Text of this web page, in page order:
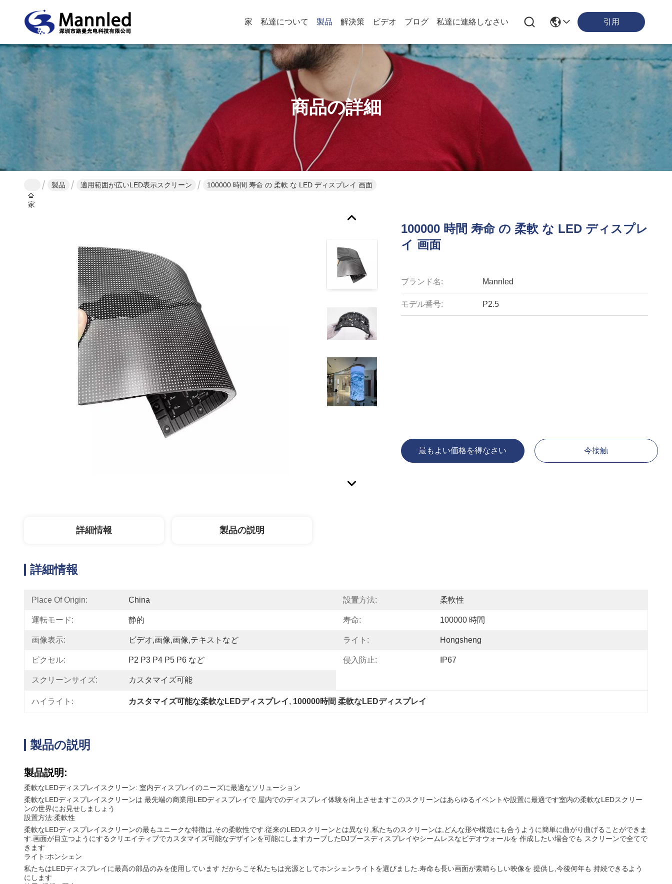
家 私達について 製品 解決策 ビデオ ブログ 私達に連絡しなさい 引用
商品の詳細
家
製品 適用範囲が広いLED表示スクリーン 100000 時間 寿命 の 柔軟 な LED ディスプレイ 画面
100000 時間 寿命 の 柔軟 な LED ディスプレ
イ 画面
ブランド名: Mannled
モデル番号: P2.5
最もよい価格を得なさい 今接触
詳細情報 製品の説明
詳細情報
Place Of Origin: China 設置方法: 柔軟性
運転モード: 静的 寿命: 100000 時間
画像表示: ビデオ,画像,画像,テキストなど ライト: Hongsheng
ピクセル: P2 P3 P4 P5 P6 など 侵入防止: IP67
スクリーンサイズ: カスタマイズ可能
ハイライト: カスタマイズ可能な柔軟なLEDディスプレイ, 100000時間 柔軟なLEDディスプレイ
製品の説明
製品説明:
柔軟なLEDディスプレイスクリーン: 室内ディスプレイのニーズに最適なソリューション
柔軟なLEDディスプレイスクリーンは 最先端の商業用LEDディスプレイで 屋内でのディスプレイ体験を向上させますこのスクリーンはあらゆるイベントや設置に最適です室内の柔軟なLEDスクリー
ンの世界にお見せしましょう
設置方法:柔軟性
柔軟なLEDディスプレイスクリーンの最もユニークな特徴は,その柔軟性です.従来のLEDスクリーンとは異なり,私たちのスクリーンは,どんな形や構造にも合うように簡単に曲がり曲げることができま
す.画面が目立つようにするクリエイティブでカスタマイズ可能なデザインを可能にしますカーブしたDJブースディスプレイやシームレスなビデオウォールを 作成したい場合でも スクリーンで全てで
きます
ライト:ホンシェン
私たちはLEDディスプレイに最高の部品のみを使用しています だからこそ私たちは光源としてホンシェンライトを選びました.寿命も長い画面が素晴らしい映像を 提供し,今後何年も 持続できるよう
にします